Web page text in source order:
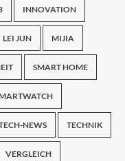
INNOVATION
LEI JUN MIJIA
SMART HOME
NEWS TECHNIK
VERGLEICH